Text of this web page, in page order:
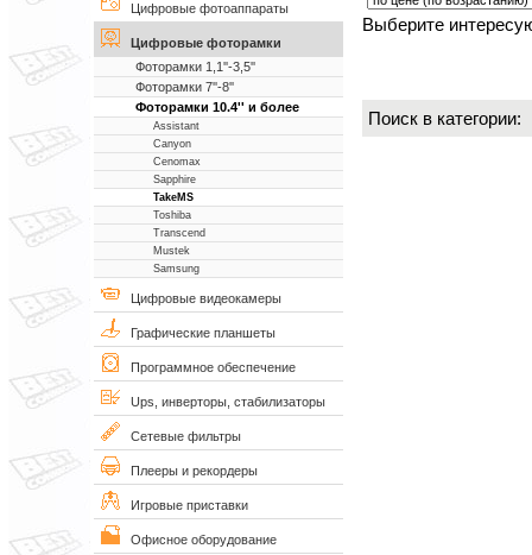
Цифровые фотоаппараты
Цифровые фоторамки
Фоторамки 1,1''-3,5''
Фоторамки 7''-8''
Фоторамки 10.4'' и более
Assistant
Canyon
Cenomax
Sapphire
TakeMS
Toshiba
Transcend
Mustek
Samsung
Цифровые видеокамеры
Графические планшеты
Программное обеспечение
Ups, инверторы, стабилизаторы
Сетевые фильтры
Плееры и рекордеры
Игровые приставки
Офисное оборудование
Выберите
Поиск в